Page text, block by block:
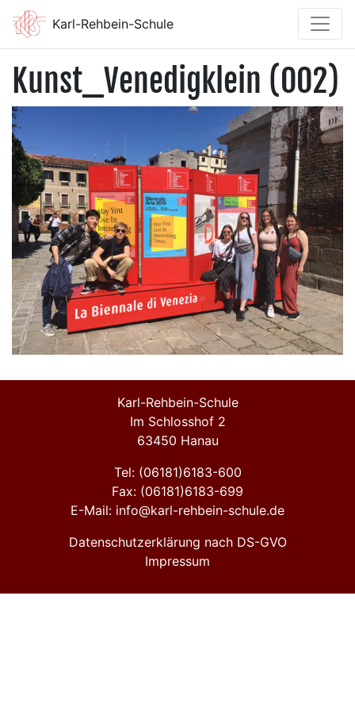
Karl-Rehbein-Schule
Kunst_Venedigklein (002)
Karl-Rehbein-Schule
Im Schlosshof 2
63450 Hanau
Tel: (06181)6183-600
Fax: (06181)6183-699
E-Mail: info@karl-rehbein-schule.de
Datenschutzerklärung nach DS-GVO
Impressum